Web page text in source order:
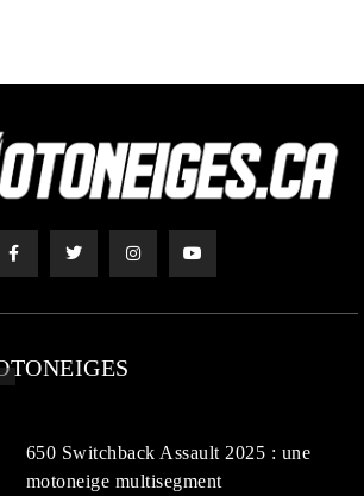
650 Switchback Assault 2025 : une
motoneige multisegment